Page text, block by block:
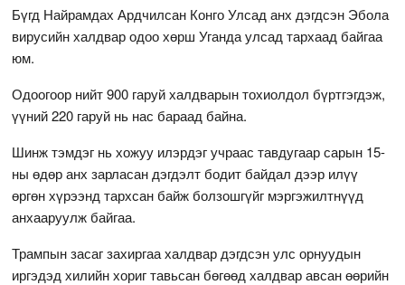
Бүгд Найрамдах Ардчилсан Конго Улсад анх дэгдсэн Эбола
вирусийн халдвар одоо хөрш Уганда улсад тархаад байгаа
юм.
Одоогоор нийт 900 гаруй халдварын тохиолдол бүртгэгдэж,
үүний 220 гаруй нь нас бараад байна.
Шинж тэмдэг нь хожуу илэрдэг учраас тавдугаар сарын 15-
ны өдөр анх зарласан дэгдэлт бодит байдал дээр илүү
өргөн хүрээнд тархсан байж болзошгүйг мэргэжилтнүүд
анхааруулж байгаа.
Трампын засаг захиргаа халдвар дэгдсэн улс орнуудын
иргэдэд хилийн хориг тавьсан бөгөөд халдвар авсан өөрийн